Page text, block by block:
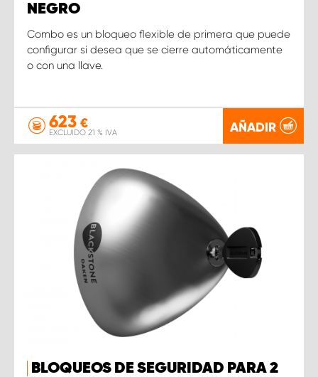
NEGRO
Combo es un bloqueo flexible de primera que puede
configurar si desea que se cierre automáticamente
o con una llave.
623 €
EXCLUIDO 21 % IVA AÑADIR
BLOQUEOS DE SEGURIDAD PARA 2